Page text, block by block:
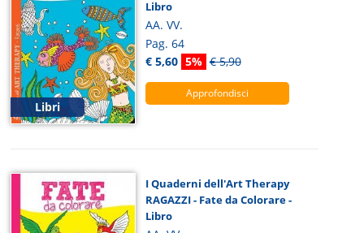
Libri
Libro
AA. VV.
Pag. 64
€ 5,60 5% € 5,90
Approfondisci
I Quaderni dell'Art Therapy
RAGAZZI - Fate da Colorare -
Libro